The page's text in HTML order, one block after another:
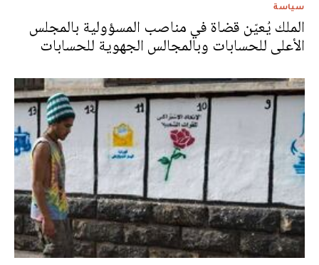
سياسة
الملك يُعيّن قضاة في مناصب المسؤولية بالمجلس
الأعلى للحسابات وبالمجالس الجهوية للحسابات